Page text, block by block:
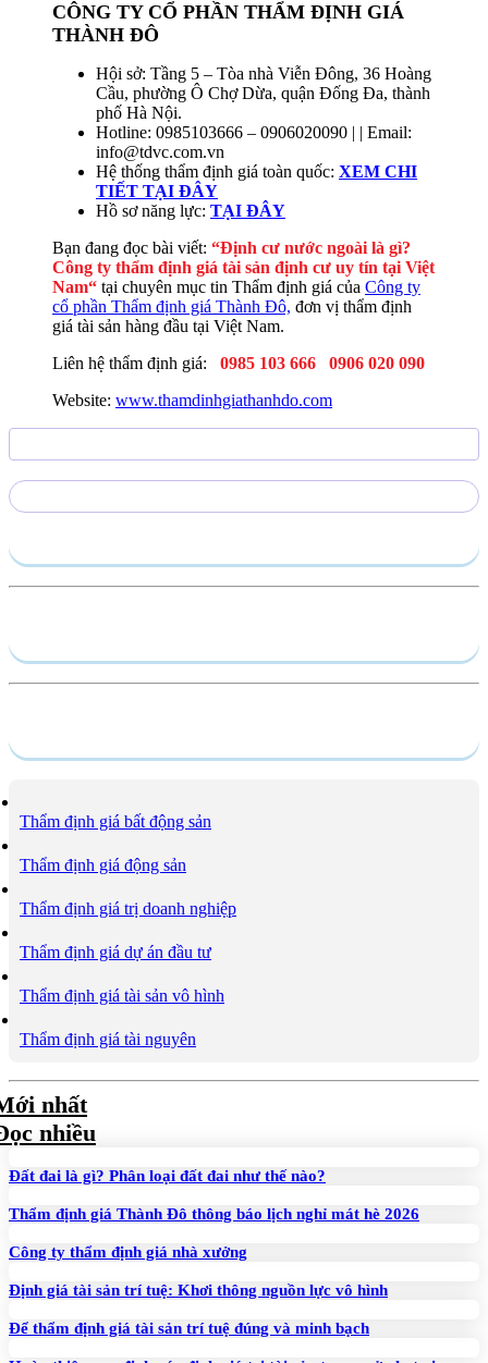
CÔNG TY CỔ PHẦN THẨM ĐỊNH GIÁ
THÀNH ĐÔ
Hội sở: Tầng 5 – Tòa nhà Viễn Đông, 36 Hoàng
Cầu, phường Ô Chợ Dừa, quận Đống Đa, thành
phố Hà Nội.
Hotline: 0985103666 – 0906020090 | | Email:
info@tdvc.com.vn
Hệ thống thẩm định giá toàn quốc: XEM CHI
TIẾT TẠI ĐÂY
Hồ sơ năng lực: TẠI ĐÂY
Bạn đang đọc bài viết: “Định cư nước ngoài là gì?
Công ty thẩm định giá tài sản định cư uy tín tại Việt
Nam“ tại chuyên mục tin Thẩm định giá của Công ty
cổ phần Thẩm định giá Thành Đô, đơn vị thẩm định
giá tài sản hàng đầu tại Việt Nam.
Liên hệ thẩm định giá:
0985 103 666
0906 020 090
Website: www.thamdinhgiathanhdo.com
Thẩm định giá bất động sản
Thẩm định giá động sản
Thẩm định giá trị doanh nghiệp
Thẩm định giá dự án đầu tư
Thẩm định giá tài sản vô hình
Thẩm định giá tài nguyên
nhất
nhiều
Đất đai là gì? Phân loại đất đai như thế nào?
Thẩm định giá Thành Đô thông báo lịch nghỉ mát hè 2026
Công ty thẩm định giá nhà xưởng
Định giá tài sản trí tuệ: Khơi thông nguồn lực vô hình
Để thẩm định giá tài sản trí tuệ đúng và minh bạch